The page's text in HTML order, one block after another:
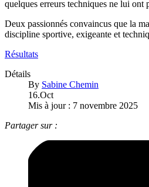
quelques erreurs techniques ne lui ont
Deux passionnés convaincus que la
discipline sportive, exigeante et
Résultats
Détails
By Sabine Chemin
16.Oct
Mis à jour : 7 novembre 2025
Partager sur :